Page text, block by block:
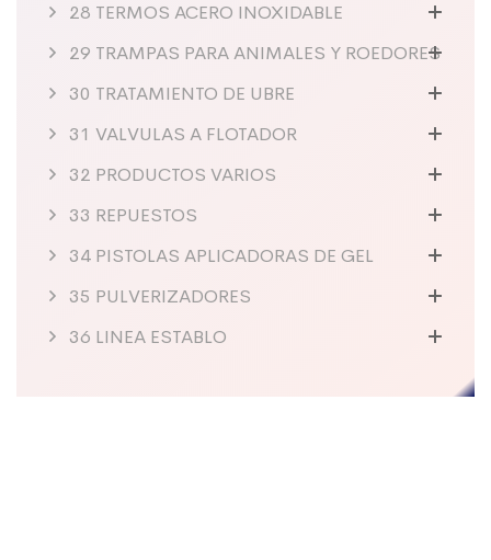
28 TERMOS ACERO INOXIDABLE
29 TRAMPAS PARA ANIMALES Y ROEDORES
30 TRATAMIENTO DE UBRE
31 VALVULAS A FLOTADOR
32 PRODUCTOS VARIOS
33 REPUESTOS
34 PISTOLAS APLICADORAS DE GEL
35 PULVERIZADORES
36 LINEA ESTABLO